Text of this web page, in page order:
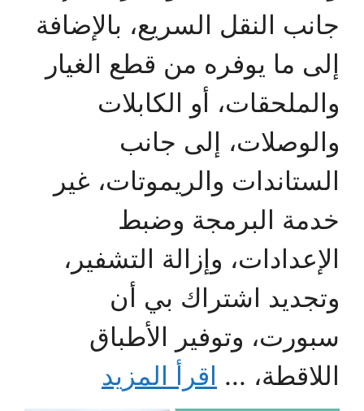
جانب النقل السريع، بالإضافة
إلى ما يوفره من قطع الغيار
والملحقات، أو الكابلات
والوصلات، إلى جانب
الستاندات والريموتات، غير
خدمة البرمجة وضبط
الإعدادات، وإزالة التشفير،
وتجديد اشتراك بي أن
سبورت، وتوفير الأطباق
اللاقطة، ... اقرأ المزيد